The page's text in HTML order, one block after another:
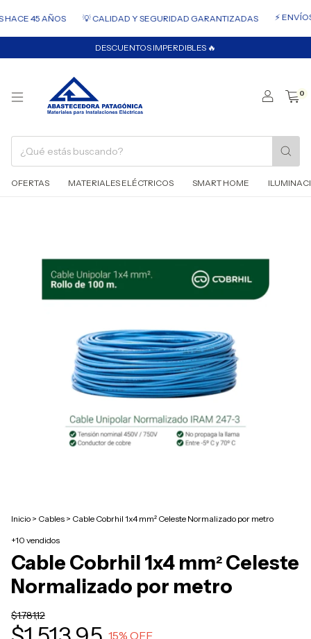
45 AÑOS 💡 CALIDAD Y SEGURIDAD GARANTIZADAS ⚡
DESCUENTOS IMPERDIBLES 🔥
0
OFERTAS MATERIALES ELÉCTRICOS SMART HOME
Inicio > Cables > Cable Cobrhil 1x4 mm² Celeste Normalizado por metro
+10 vendidos
Cable Cobrhil 1x4 mm² Celeste
Normalizado por metro
$1.781,12
15% OFF